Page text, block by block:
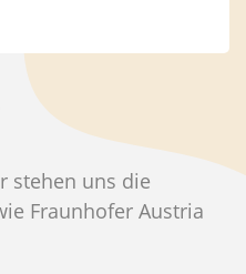
stehen uns die
Fraunhofer Austria